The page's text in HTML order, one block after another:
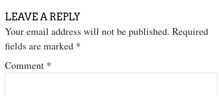
LEAVE A REPLY
Your email address will not be published. Required
fields are marked *
Comment *